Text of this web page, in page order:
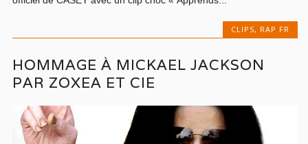
CLIPS, RAP FR
HOMMAGE À MICKAEL JACKSON
PAR ZOXEA ET CIE